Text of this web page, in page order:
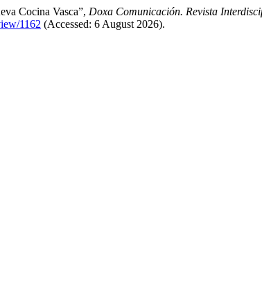
Cocina Vasca”, Doxa Comunicación. Revista
1162 (Accessed: 6 August 2026).